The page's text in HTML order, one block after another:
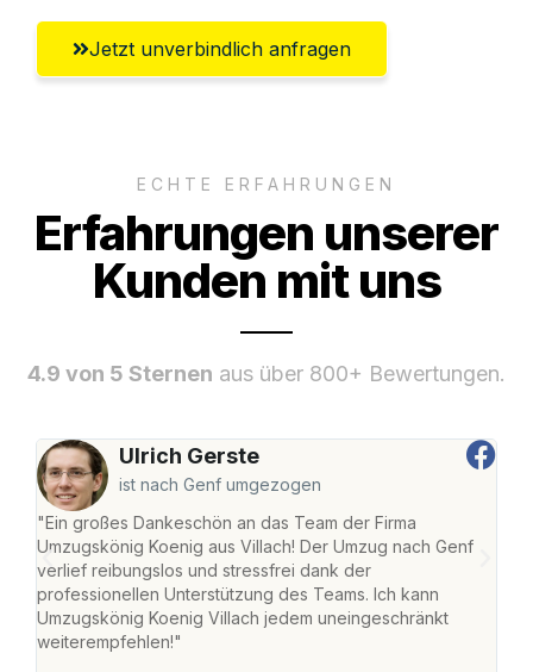
Jetzt unverbindlich anfragen
ECHTE ERFAHRUNGEN
Erfahrungen unserer
Kunden mit uns
4.9 von 5 Sternen aus über 800+ Bewertungen.
Ulrich Gerste
ist nach Genf umgezogen
"Ein großes Dankeschön an das Team der Firma
Umzugskönig Koenig aus Villach! Der Umzug nach Genf
verlief reibungslos und stressfrei dank der
professionellen Unterstützung des Teams. Ich kann
Umzugskönig Koenig Villach jedem uneingeschränkt
weiterempfehlen!"